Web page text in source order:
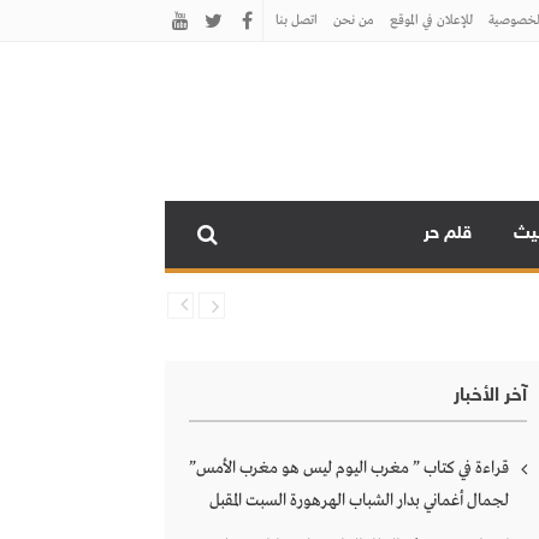
للإعلان في الموقع من نحن اتصل بنـا
قلم حر
آخر الأخبار
قراءة في كتاب ” مغرب اليوم ليس هو مغرب الأمس”
لجمال أغماني بدار الشباب الهرهورة السبت المقبل